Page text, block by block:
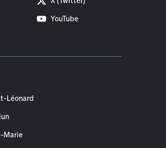
YouTube
Léonard
Marie